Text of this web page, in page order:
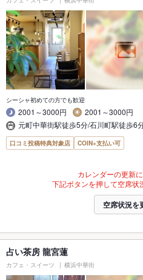
シーシャ初めての方でも歓迎
2001～3000円
2001～3000円
元町中華街駅徒歩5分/石川町駅徒歩6
口コミ投稿特典対象店 COIN+支払い可
カレンダーの更新
下記ボタンを押して空席状
空席状況を
占い茶房 龍宮蓮
カフェ・スイーツ 横浜中華街